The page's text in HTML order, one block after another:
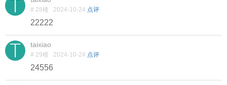
# 28楼 2024-10-24 点评
22222
taixiao
# 29楼 2024-10-24 点评
24556